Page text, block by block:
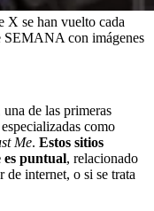
X se han vuelto cada
SEMANA con imágenes
de las primeras
como
Me. Estos sitios
es puntual, relacionado
internet, o si se trata